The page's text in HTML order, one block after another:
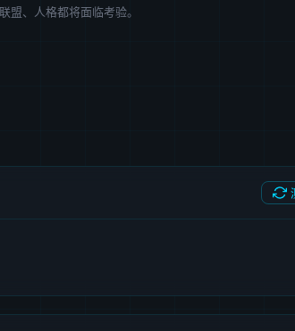
盟、人格都将面临考验。